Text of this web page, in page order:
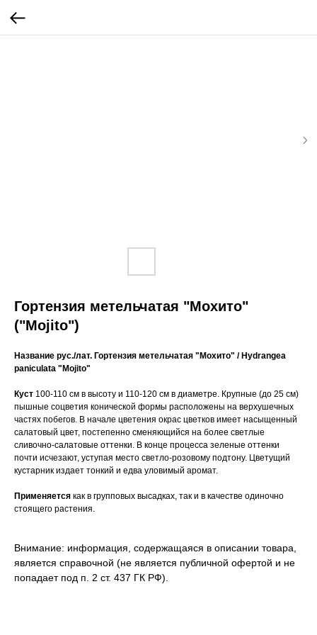
Гортензия метельчатая "Мохито"
("Mojito")
Название рус./лат. Гортензия метельчатая "Мохито" / Hydrangea
paniculata "Mojito"
Куст 100-110 см в высоту и 110-120 см в диаметре. Крупные (до 25 см)
пышные соцветия конической формы расположены на верхушечных
частях побегов. В начале цветения окрас цветков имеет насыщенный
салатовый цвет, постепенно сменяющийся на более светлые
сливочно-салатовые оттенки. В конце процесса зеленые оттенки
почти исчезают, уступая место светло-розовому подтону. Цветущий
кустарник издает тонкий и едва уловимый аромат.
Применяется как в групповых высадках, так и в качестве одиночно
стоящего растения.
Внимание: информация, содержащаяся в описании товара,
является справочной (не является публичной офертой и не
попадает под п. 2 ст. 437 ГК РФ).